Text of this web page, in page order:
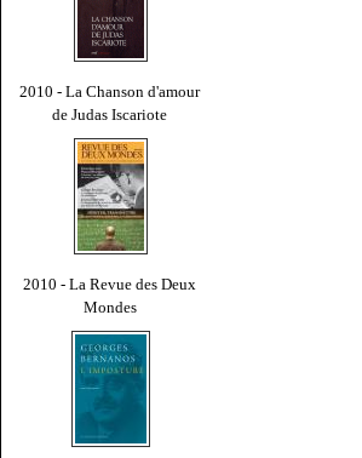
2010 - La Chanson d'amour
de Judas Iscariote
2010 - La Revue des Deux
Mondes